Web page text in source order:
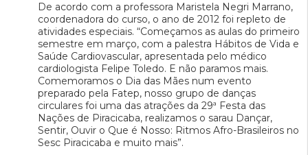
De acordo com a professora Maristela Negri Marrano,
coordenadora do curso, o ano de 2012 foi repleto de
atividades especiais. “Começamos as aulas do primeiro
semestre em março, com a palestra Hábitos de Vida e
Saúde Cardiovascular, apresentada pelo médico
cardiologista Felipe Toledo. E não paramos mais.
Comemoramos o Dia das Mães num evento
preparado pela Fatep, nosso grupo de danças
circulares foi uma das atrações da 29ª Festa das
Nações de Piracicaba, realizamos o sarau Dançar,
Sentir, Ouvir o Que é Nosso: Ritmos Afro-Brasileiros no
Sesc Piracicaba e muito mais”.